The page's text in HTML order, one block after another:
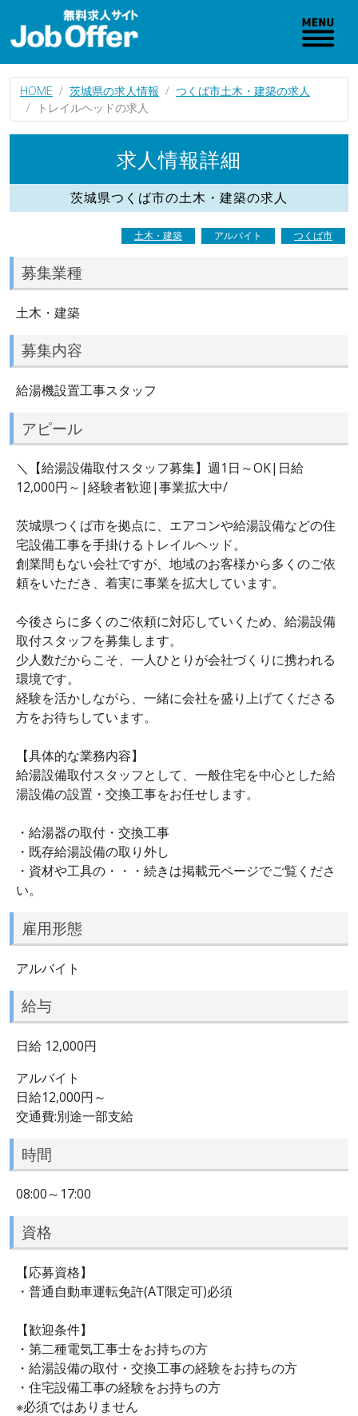
HOME 茨城県の求人情報
つくば市土木・建築の求人
トレイルヘッドの求人
求人情報詳細
茨城県つくば市の土木・建築の求人
土木・建築 アルバイト つくば市
募集業種
土木・建築
募集内容
給湯機設置工事スタッフ
アピール
＼【給湯設備取付スタッフ募集】週1日～OK|日給
12,000円～|経験者歓迎|事業拡大中/
茨城県つくば市を拠点に、エアコンや給湯設備などの住
宅設備工事を手掛けるトレイルヘッド。
創業間もない会社ですが、地域のお客様から多くのご依
頼をいただき、着実に事業を拡大しています。
今後さらに多くのご依頼に対応していくため、給湯設備
取付スタッフを募集します。
少人数だからこそ、一人ひとりが会社づくりに携われる
環境です。
経験を活かしながら、一緒に会社を盛り上げてくださる
方をお待ちしています。
【具体的な業務内容】
給湯設備取付スタッフとして、一般住宅を中心とした給
湯設備の設置・交換工事をお任せします。
・給湯器の取付・交換工事
・既存給湯設備の取り外し
・資材や工具の・・・続きは掲載元ページでご覧くださ
い。
雇用形態
アルバイト
給与
日給 12,000円
アルバイト
日給12,000円～
交通費:別途一部支給
時間
08:00～17:00
資格
【応募資格】
・普通自動車運転免許(AT限定可)必須
【歓迎条件】
・第二種電気工事士をお持ちの方
・給湯設備の取付・交換工事の経験をお持ちの方
・住宅設備工事の経験をお持ちの方
※必須ではありません